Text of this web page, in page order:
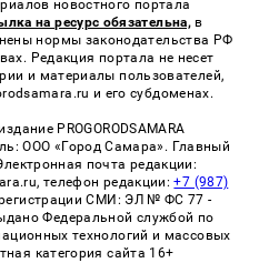
новостного портала
на ресурс обязательна, в
нормы законодательства РФ
Редакция портала не несет
и материалы пользователей,
и его субдоменах.
PROGORODSAMARA
ООО «Город Самара». Главный
почта редакции:
телефон редакции:+7 (987)
регистрации СМИ: ЭЛ № ФС 77 -
Федеральной службой по
технологий и массовых
категория сайта 16+